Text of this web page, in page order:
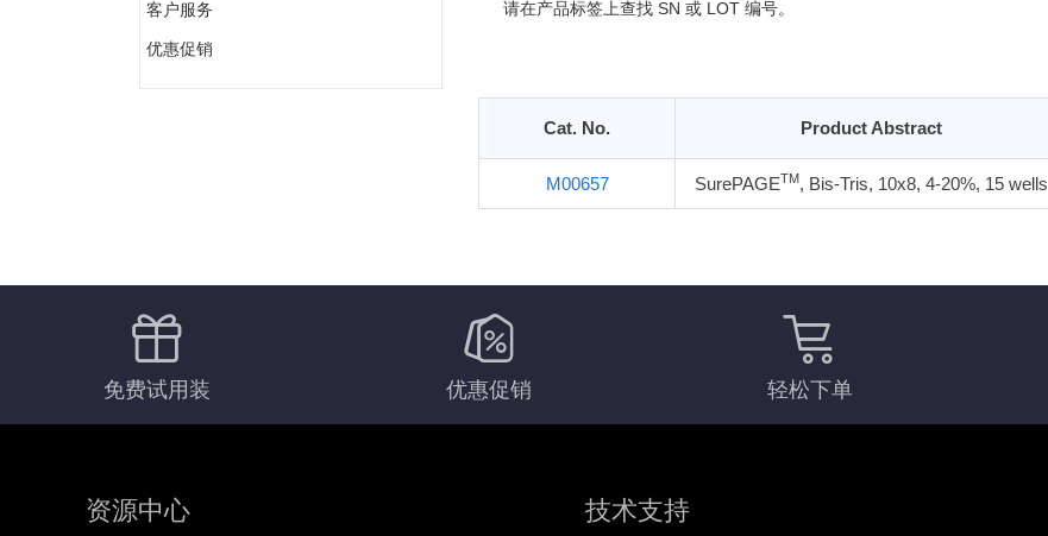
客户服务
优惠促销
请在产品标签上查找 SN 或 LOT 编号。
Cat. No. Product Abstract
M00657 SurePAGETM, Bis-Tris, 10x8, 4-20%, 15 wells
免费试用装 优惠促销 轻松下单
资源中心 技术支持